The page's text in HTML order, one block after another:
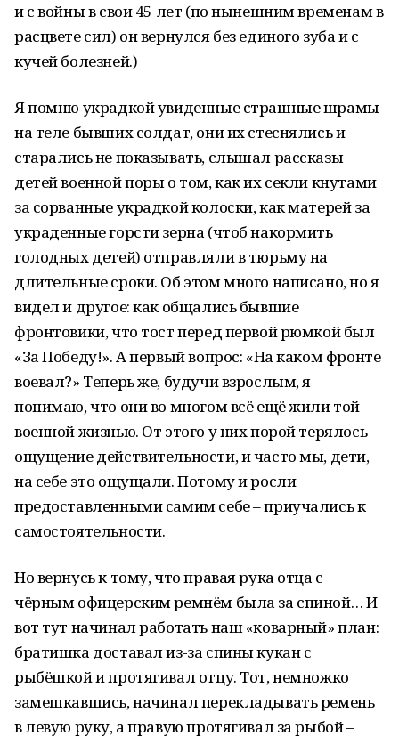
и с войны в свои 45 лет (по нынешним временам в
расцвете сил) он вернулся без единого зуба и с
кучей болезней.)
Я помню украдкой увиденные страшные шрамы
на теле бывших солдат, они их стеснялись и
старались не показывать, слышал рассказы
детей военной поры о том, как их секли кнутами
за сорванные украдкой колоски, как матерей за
украденные горсти зерна (чтоб накормить
голодных детей) отправляли в тюрьму на
длительные сроки. Об этом много написано, но я
видел и другое: как общались бывшие
фронтовики, что тост перед первой рюмкой был
«За Победу!». А первый вопрос: «На каком фронте
воевал?» Теперь же, будучи взрослым, я
понимаю, что они во многом всё ещё жили той
военной жизнью. От этого у них порой терялось
ощущение действительности, и часто мы, дети,
на себе это ощущали. Потому и росли
предоставленными самим себе – приучались к
самостоятельности.
Но вернусь к тому, что правая рука отца с
чёрным офицерским ремнём была за спиной… И
вот тут начинал работать наш «коварный» план:
братишка доставал из-за спины кукан с
рыбёшкой и протягивал отцу. Тот, немножко
замешкавшись, начинал перекладывать ремень
в левую руку, а правую протягивал за рыбой –